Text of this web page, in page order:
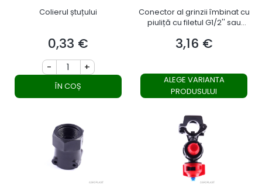
Colierul ștuțului
Preț
0,33 €
- +
ÎN COȘ
Conector al grinzii îmbinat cu
piuliță cu filetul G1/2'' sau
Preț
3,16 €
ALEGE VARIANTA
PRODUSULUI